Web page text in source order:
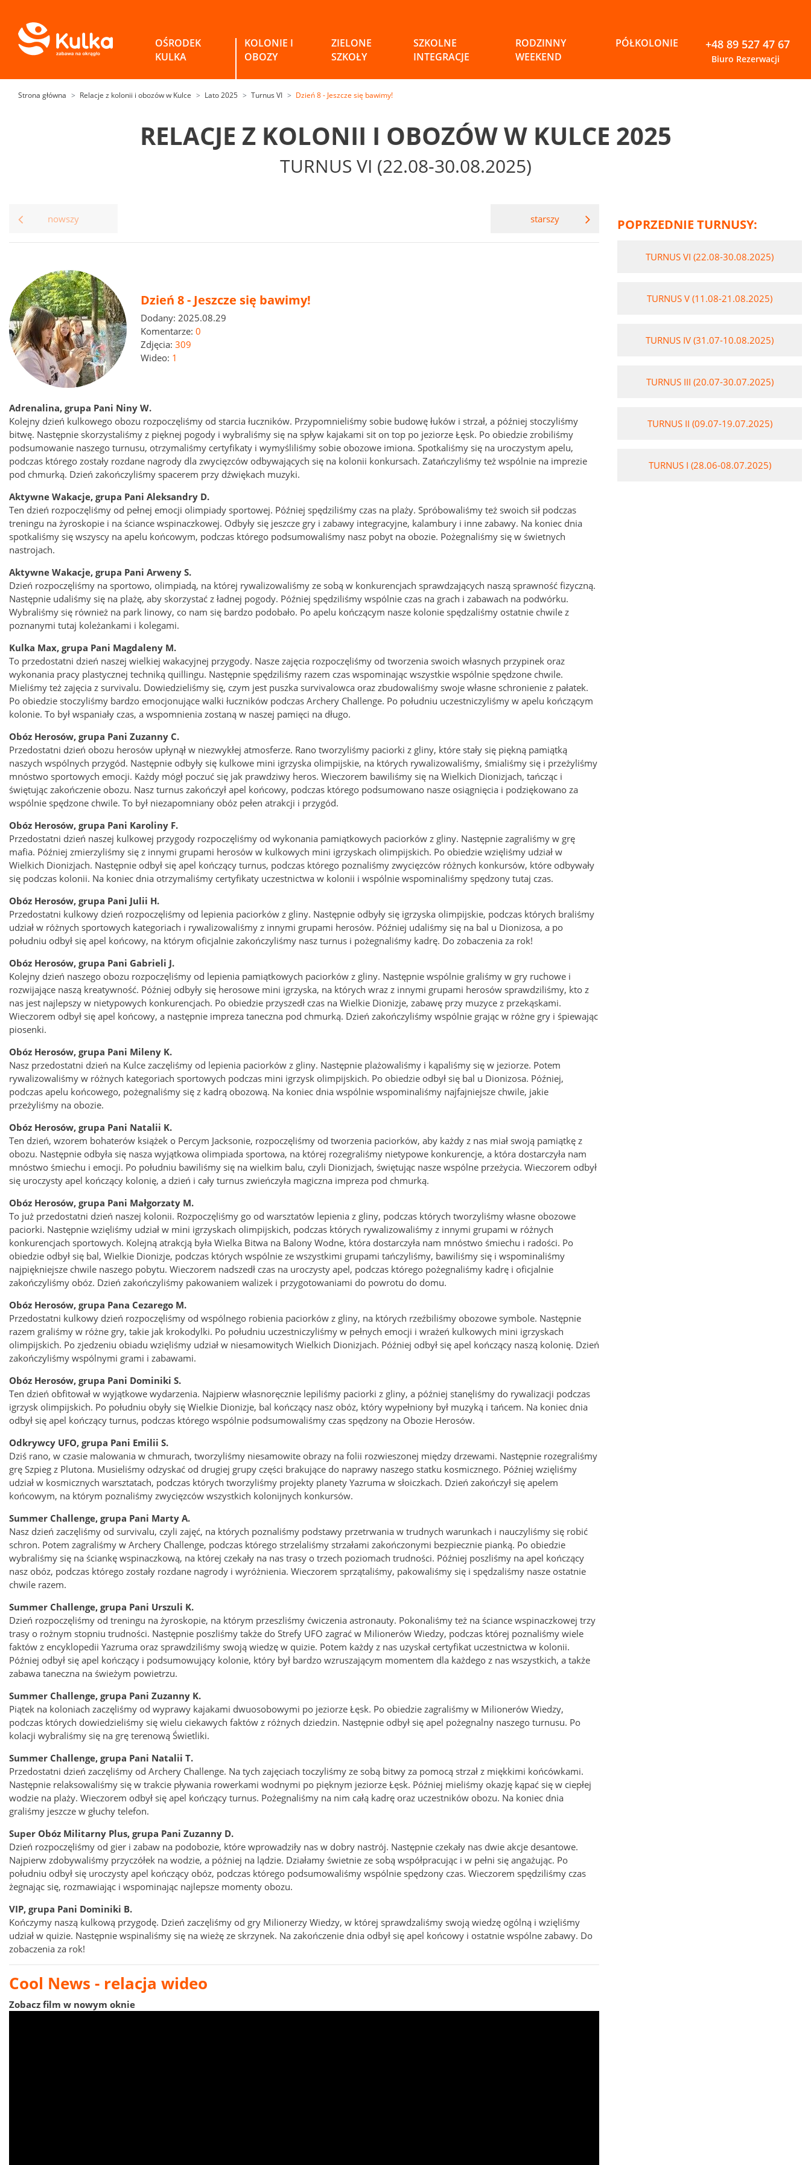
OŚRODEK
KULKA
KOLONIE I
OBOZY
ZIELONE
SZKOŁY
SZKOLNE
INTEGRACJE
RODZINNY
WEEKEND
PÓŁKOLONIE +48 89 527 47 67
Biuro Rezerwacji
Strona główna Relacje z kolonii i obozów w Kulce Lato 2025 Turnus VI Dzień 8 - Jeszcze się bawimy!
RELACJE Z KOLONII I OBOZÓW W KULCE 2025
TURNUS VI (22.08-30.08.2025)
nowszy starszy
Dzień 8 - Jeszcze się bawimy!
Dodany: 2025.08.29
Komentarze: 0
Zdjęcia: 309
Wideo: 1
Adrenalina, grupa Pani Niny W.
Kolejny dzień kulkowego obozu rozpoczęliśmy od starcia łuczników. Przypomnieliśmy sobie budowę łuków i strzał, a później stoczyliśmy
bitwę. Następnie skorzystaliśmy z pięknej pogody i wybraliśmy się na spływ kajakami sit on top po jeziorze Łęsk. Po obiedzie zrobiliśmy
podsumowanie naszego turnusu, otrzymaliśmy certyfikaty i wymyśliliśmy sobie obozowe imiona. Spotkaliśmy się na uroczystym apelu,
podczas którego zostały rozdane nagrody dla zwycięzców odbywających się na kolonii konkursach. Zatańczyliśmy też wspólnie na imprezie
pod chmurką. Dzień zakończyliśmy spacerem przy dźwiękach muzyki.
Aktywne Wakacje, grupa Pani Aleksandry D.
Ten dzień rozpoczęliśmy od pełnej emocji olimpiady sportowej. Później spędziliśmy czas na plaży. Spróbowaliśmy też swoich sił podczas
treningu na żyroskopie i na ściance wspinaczkowej. Odbyły się jeszcze gry i zabawy integracyjne, kalambury i inne zabawy. Na koniec dnia
spotkaliśmy się wszyscy na apelu końcowym, podczas którego podsumowaliśmy nasz pobyt na obozie. Pożegnaliśmy się w świetnych
nastrojach.
Aktywne Wakacje, grupa Pani Arweny S.
Dzień rozpoczęliśmy na sportowo, olimpiadą, na której rywalizowaliśmy ze sobą w konkurencjach sprawdzających naszą sprawność fizyczną.
Następnie udaliśmy się na plażę, aby skorzystać z ładnej pogody. Później spędziliśmy wspólnie czas na grach i zabawach na podwórku.
Wybraliśmy się również na park linowy, co nam się bardzo podobało. Po apelu kończącym nasze kolonie spędzaliśmy ostatnie chwile z
poznanymi tutaj koleżankami i kolegami.
Kulka Max, grupa Pani Magdaleny M.
To przedostatni dzień naszej wielkiej wakacyjnej przygody. Nasze zajęcia rozpoczęliśmy od tworzenia swoich własnych przypinek oraz
wykonania pracy plastycznej techniką quillingu. Następnie spędziliśmy razem czas wspominając wszystkie wspólnie spędzone chwile.
Mieliśmy też zajęcia z survivalu. Dowiedzieliśmy się, czym jest puszka survivalowca oraz zbudowaliśmy swoje własne schronienie z pałatek.
Po obiedzie stoczyliśmy bardzo emocjonujące walki łuczników podczas Archery Challenge. Po południu uczestniczyliśmy w apelu kończącym
kolonie. To był wspaniały czas, a wspomnienia zostaną w naszej pamięci na długo.
Obóz Herosów, grupa Pani Zuzanny C.
Przedostatni dzień obozu herosów upłynął w niezwykłej atmosferze. Rano tworzyliśmy paciorki z gliny, które stały się piękną pamiątką
naszych wspólnych przygód. Następnie odbyły się kulkowe mini igrzyska olimpijskie, na których rywalizowaliśmy, śmialiśmy się i przeżyliśmy
mnóstwo sportowych emocji. Każdy mógł poczuć się jak prawdziwy heros. Wieczorem bawiliśmy się na Wielkich Dionizjach, tańcząc i
świętując zakończenie obozu. Nasz turnus zakończył apel końcowy, podczas którego podsumowano nasze osiągnięcia i podziękowano za
wspólnie spędzone chwile. To był niezapomniany obóz pełen atrakcji i przygód.
Obóz Herosów, grupa Pani Karoliny F.
Przedostatni dzień naszej kulkowej przygody rozpoczęliśmy od wykonania pamiątkowych paciorków z gliny. Następnie zagraliśmy w grę
mafia. Później zmierzyliśmy się z innymi grupami herosów w kulkowych mini igrzyskach olimpijskich. Po obiedzie wzięliśmy udział w
Wielkich Dionizjach. Następnie odbył się apel kończący turnus, podczas którego poznaliśmy zwycięzców różnych konkursów, które odbywały
się podczas kolonii. Na koniec dnia otrzymaliśmy certyfikaty uczestnictwa w kolonii i wspólnie wspominaliśmy spędzony tutaj czas.
Obóz Herosów, grupa Pani Julii H.
Przedostatni kulkowy dzień rozpoczęliśmy od lepienia paciorków z gliny. Następnie odbyły się igrzyska olimpijskie, podczas których braliśmy
udział w różnych sportowych kategoriach i rywalizowaliśmy z innymi grupami herosów. Później udaliśmy się na bal u Dionizosa, a po
południu odbył się apel końcowy, na którym oficjalnie zakończyliśmy nasz turnus i pożegnaliśmy kadrę. Do zobaczenia za rok!
Obóz Herosów, grupa Pani Gabrieli J.
Kolejny dzień naszego obozu rozpoczęliśmy od lepienia pamiątkowych paciorków z gliny. Następnie wspólnie graliśmy w gry ruchowe i
rozwijające naszą kreatywność. Później odbyły się herosowe mini igrzyska, na których wraz z innymi grupami herosów sprawdziliśmy, kto z
nas jest najlepszy w nietypowych konkurencjach. Po obiedzie przyszedł czas na Wielkie Dionizje, zabawę przy muzyce z przekąskami.
Wieczorem odbył się apel końcowy, a następnie impreza taneczna pod chmurką. Dzień zakończyliśmy wspólnie grając w różne gry i śpiewając
piosenki.
Obóz Herosów, grupa Pani Mileny K.
Nasz przedostatni dzień na Kulce zaczęliśmy od lepienia paciorków z gliny. Następnie plażowaliśmy i kąpaliśmy się w jeziorze. Potem
rywalizowaliśmy w różnych kategoriach sportowych podczas mini igrzysk olimpijskich. Po obiedzie odbył się bal u Dionizosa. Później,
podczas apelu końcowego, pożegnaliśmy się z kadrą obozową. Na koniec dnia wspólnie wspominaliśmy najfajniejsze chwile, jakie
przeżyliśmy na obozie.
Obóz Herosów, grupa Pani Natalii K.
Ten dzień, wzorem bohaterów książek o Percym Jacksonie, rozpoczęliśmy od tworzenia paciorków, aby każdy z nas miał swoją pamiątkę z
obozu. Następnie odbyła się nasza wyjątkowa olimpiada sportowa, na której rozegraliśmy nietypowe konkurencje, a która dostarczyła nam
mnóstwo śmiechu i emocji. Po południu bawiliśmy się na wielkim balu, czyli Dionizjach, świętując nasze wspólne przeżycia. Wieczorem odbył
się uroczysty apel kończący kolonię, a dzień i cały turnus zwieńczyła magiczna impreza pod chmurką.
Obóz Herosów, grupa Pani Małgorzaty M.
To już przedostatni dzień naszej kolonii. Rozpoczęliśmy go od warsztatów lepienia z gliny, podczas których tworzyliśmy własne obozowe
paciorki. Następnie wzięliśmy udział w mini igrzyskach olimpijskich, podczas których rywalizowaliśmy z innymi grupami w różnych
konkurencjach sportowych. Kolejną atrakcją była Wielka Bitwa na Balony Wodne, która dostarczyła nam mnóstwo śmiechu i radości. Po
obiedzie odbył się bal, Wielkie Dionizje, podczas których wspólnie ze wszystkimi grupami tańczyliśmy, bawiliśmy się i wspominaliśmy
najpiękniejsze chwile naszego pobytu. Wieczorem nadszedł czas na uroczysty apel, podczas którego pożegnaliśmy kadrę i oficjalnie
zakończyliśmy obóz. Dzień zakończyliśmy pakowaniem walizek i przygotowaniami do powrotu do domu.
Obóz Herosów, grupa Pana Cezarego M.
Przedostatni kulkowy dzień rozpoczęliśmy od wspólnego robienia paciorków z gliny, na których rzeźbiliśmy obozowe symbole. Następnie
razem graliśmy w różne gry, takie jak krokodylki. Po południu uczestniczyliśmy w pełnych emocji i wrażeń kulkowych mini igrzyskach
olimpijskich. Po zjedzeniu obiadu wzięliśmy udział w niesamowitych Wielkich Dionizjach. Później odbył się apel kończący naszą kolonię. Dzień
zakończyliśmy wspólnymi grami i zabawami.
Obóz Herosów, grupa Pani Dominiki S.
Ten dzień obfitował w wyjątkowe wydarzenia. Najpierw własnoręcznie lepiliśmy paciorki z gliny, a później stanęliśmy do rywalizacji podczas
igrzysk olimpijskich. Po południu obyły się Wielkie Dionizje, bal kończący nasz obóz, który wypełniony był muzyką i tańcem. Na koniec dnia
odbył się apel kończący turnus, podczas którego wspólnie podsumowaliśmy czas spędzony na Obozie Herosów.
Odkrywcy UFO, grupa Pani Emilii S.
Dziś rano, w czasie malowania w chmurach, tworzyliśmy niesamowite obrazy na folii rozwieszonej między drzewami. Następnie rozegraliśmy
grę Szpieg z Plutona. Musieliśmy odzyskać od drugiej grupy części brakujące do naprawy naszego statku kosmicznego. Później wzięliśmy
udział w kosmicznych warsztatach, podczas których tworzyliśmy projekty planety Yazruma w słoiczkach. Dzień zakończył się apelem
końcowym, na którym poznaliśmy zwycięzców wszystkich kolonijnych konkursów.
Summer Challenge, grupa Pani Marty A.
Nasz dzień zaczęliśmy od survivalu, czyli zajęć, na których poznaliśmy podstawy przetrwania w trudnych warunkach i nauczyliśmy się robić
schron. Potem zagraliśmy w Archery Challenge, podczas którego strzelaliśmy strzałami zakończonymi bezpiecznie pianką. Po obiedzie
wybraliśmy się na ściankę wspinaczkową, na której czekały na nas trasy o trzech poziomach trudności. Później poszliśmy na apel kończący
nasz obóz, podczas którego zostały rozdane nagrody i wyróżnienia. Wieczorem sprzątaliśmy, pakowaliśmy się i spędzaliśmy nasze ostatnie
chwile razem.
Summer Challenge, grupa Pani Urszuli K.
Dzień rozpoczęliśmy od treningu na żyroskopie, na którym przeszliśmy ćwiczenia astronauty. Pokonaliśmy też na ściance wspinaczkowej trzy
trasy o rożnym stopniu trudności. Następnie poszliśmy także do Strefy UFO zagrać w Milionerów Wiedzy, podczas której poznaliśmy wiele
faktów z encyklopedii Yazruma oraz sprawdziliśmy swoją wiedzę w quizie. Potem każdy z nas uzyskał certyfikat uczestnictwa w kolonii.
Później odbył się apel kończący i podsumowujący kolonie, który był bardzo wzruszającym momentem dla każdego z nas wszystkich, a także
zabawa taneczna na świeżym powietrzu.
Summer Challenge, grupa Pani Zuzanny K.
Piątek na koloniach zaczęliśmy od wyprawy kajakami dwuosobowymi po jeziorze Łęsk. Po obiedzie zagraliśmy w Milionerów Wiedzy,
podczas których dowiedzieliśmy się wielu ciekawych faktów z różnych dziedzin. Następnie odbył się apel pożegnalny naszego turnusu. Po
kolacji wybraliśmy się na grę terenową Świetliki.
Summer Challenge, grupa Pani Natalii T.
Przedostatni dzień zaczęliśmy od Archery Challenge. Na tych zajęciach toczyliśmy ze sobą bitwy za pomocą strzał z miękkimi końcówkami.
Następnie relaksowaliśmy się w trakcie pływania rowerkami wodnymi po pięknym jeziorze Łęsk. Później mieliśmy okazję kąpać się w ciepłej
wodzie na plaży. Wieczorem odbył się apel kończący turnus. Pożegnaliśmy na nim całą kadrę oraz uczestników obozu. Na koniec dnia
graliśmy jeszcze w głuchy telefon.
Super Obóz Militarny Plus, grupa Pani Zuzanny D.
Dzień rozpoczęliśmy od gier i zabaw na podobozie, które wprowadziły nas w dobry nastrój. Następnie czekały nas dwie akcje desantowe.
Najpierw zdobywaliśmy przyczółek na wodzie, a później na lądzie. Działamy świetnie ze sobą współpracując i w pełni się angażując. Po
południu odbył się uroczysty apel kończący obóz, podczas którego podsumowaliśmy wspólnie spędzony czas. Wieczorem spędziliśmy czas
żegnając się, rozmawiając i wspominając najlepsze momenty obozu.
VIP, grupa Pani Dominiki B.
Kończymy naszą kulkową przygodę. Dzień zaczęliśmy od gry Milionerzy Wiedzy, w której sprawdzaliśmy swoją wiedzę ogólną i wzięliśmy
udział w quizie. Następnie wspinaliśmy się na wieżę ze skrzynek. Na zakończenie dnia odbył się apel końcowy i ostatnie wspólne zabawy. Do
zobaczenia za rok!
Cool News - relacja wideo
Zobacz film w nowym oknie
POPRZEDNIE TURNUSY:
TURNUS VI (22.08-30.08.2025)
TURNUS V (11.08-21.08.2025)
TURNUS IV (31.07-10.08.2025)
TURNUS III (20.07-30.07.2025)
TURNUS II (09.07-19.07.2025)
TURNUS I (28.06-08.07.2025)